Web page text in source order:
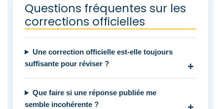
Questions fréquentes sur les
corrections officielles
Une correction officielle est-elle toujours
suffisante pour réviser ?
Que faire si une réponse publiée me
semble incohérente ?